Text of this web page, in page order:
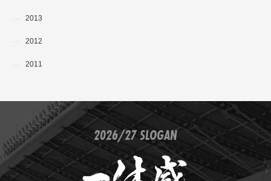
2013
2012
2011
2026/27 SLOGAN